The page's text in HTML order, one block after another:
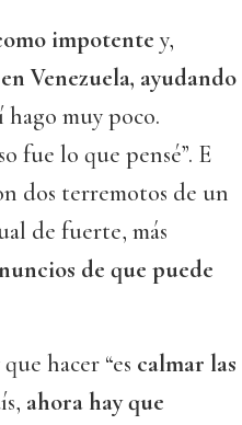
impotente y,
Venezuela, ayudando
hago muy poco.
fue lo que pensé”. E
dos terremotos de un
de fuerte, más
de que puede
hacer “es calmar las
ahora hay que